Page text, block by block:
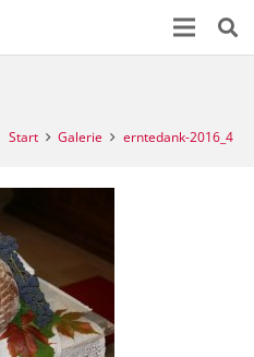
Start Galerie erntedank-2016_4